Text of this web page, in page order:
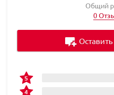
Общий
0